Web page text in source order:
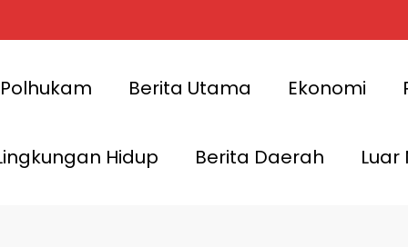
Polhukam Berita Utama Ekonomi
Hidup Berita Daerah Luar